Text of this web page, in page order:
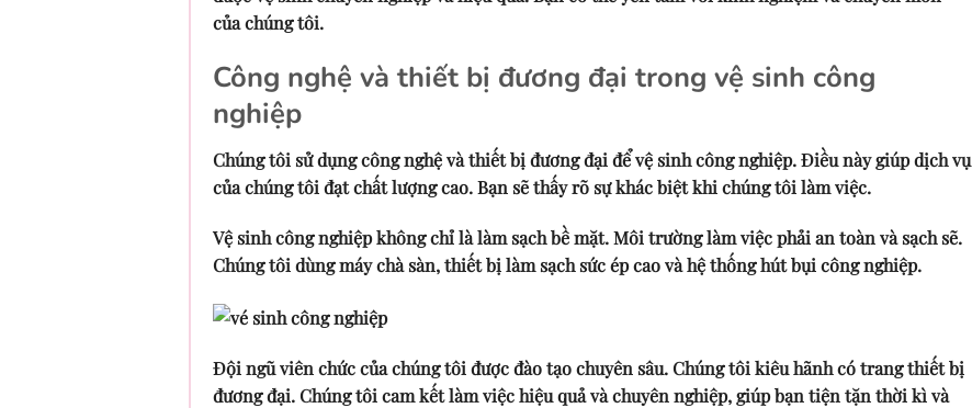
của chúng tôi.
Công nghệ và thiết bị đương đại trong vệ sinh công
nghiệp
Chúng tôi sử dụng công nghệ và thiết bị đương đại để vệ sinh công nghiệp. Điều này giúp dịch vụ
của chúng tôi đạt chất lượng cao. Bạn sẽ thấy rõ sự khác biệt khi chúng tôi làm việc.
Vệ sinh công nghiệp không chỉ là làm sạch bề mặt. Môi trường làm việc phải an toàn và sạch sẽ.
Chúng tôi dùng máy chà sàn, thiết bị làm sạch sức ép cao và hệ thống hút bụi công nghiệp.
Đội ngũ viên chức của chúng tôi được đào tạo chuyên sâu. Chúng tôi kiêu hãnh có trang thiết bị
đương đại. Chúng tôi cam kết làm việc hiệu quả và chuyên nghiệp, giúp bạn tiện tặn thời kì và